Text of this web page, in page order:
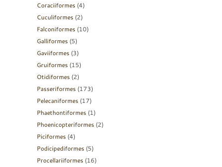
Coraciiformes (4)
Cuculiformes (2)
Falconiformes (10)
Galliformes (5)
Gaviiformes (3)
Gruiformes (15)
Otidiformes (2)
Passeriformes (173)
Pelecaniformes (17)
Phaethontiformes (1)
Phoenicopteriformes (2)
Piciformes (4)
Podicipediformes (5)
Procellariiformes (16)